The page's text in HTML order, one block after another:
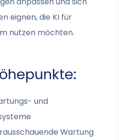
eignen, die KI für
nutzen möchten.
und
Wartung